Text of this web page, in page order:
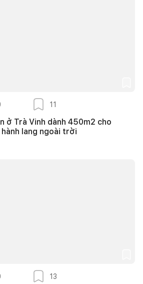
11
ở Trà Vinh dành 450m2 cho
lang ngoài trời
13